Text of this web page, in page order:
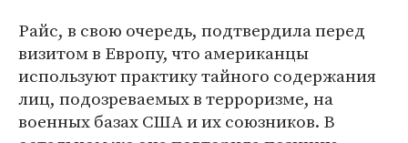
Райс, в свою очередь, подтвердила перед
визитом в Европу, что американцы
используют практику тайного содержания
лиц, подозреваемых в терроризме, на
военных базах США и их союзников. В